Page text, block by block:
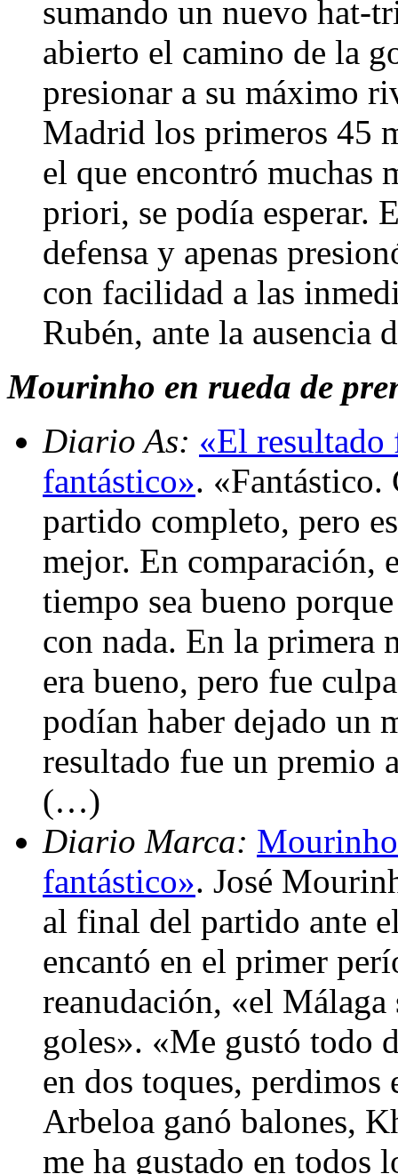
sumando un nuevo hat-
abierto el camino de la
presionar a su máximo
Madrid los primeros 45
el que encontró muchas
priori, se podía esperar.
defensa y apenas
con facilidad a las
Rubén, ante la
Mourinho en rueda de
Diario As: «El
fantástico».
partido completo, pero
mejor. En comparación,
tiempo sea bueno
con nada. En la primera
era bueno, pero fue
podían haber dejado un
resultado fue un premio
(…)
Diario Marca:
fantástico». José
al final del partido ante
encantó en el primer
reanudación, «el
goles». «Me gustó todo
en dos toques,
Arbeloa ganó balones,
me ha gustado en todos